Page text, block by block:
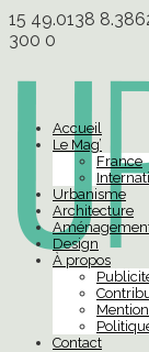
15 49.0138
300 0
Accueil
Le Mag’
France
Urbanisme
Architecture
Design
À propos
Contact